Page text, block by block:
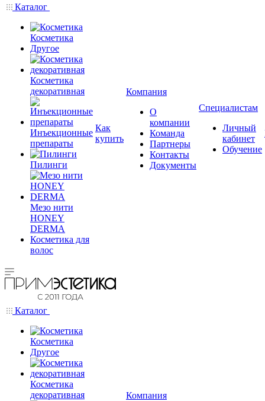
Каталог
Косметика
Другое
Косметика
декоративная
Инъекционные
препараты
Пилинги
Мезо нити
HONEY
DERMA
Косметика для
волос
Как
купить
Компания
О
компании
Команда
Партнеры
Контакты
Документы
Специалистам
Личный
кабинет
Обучение
Каталог
Косметика
Другое
Косметика
декоративная
Компания